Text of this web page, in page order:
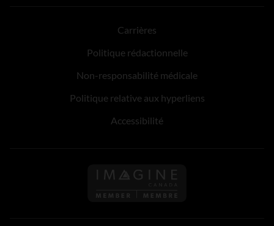
Carrières
Politique rédactionnelle
Non-responsabilité médicale
Politique relative aux hyperliens
Accessibilité